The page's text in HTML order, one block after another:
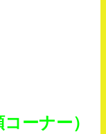
ーナー）